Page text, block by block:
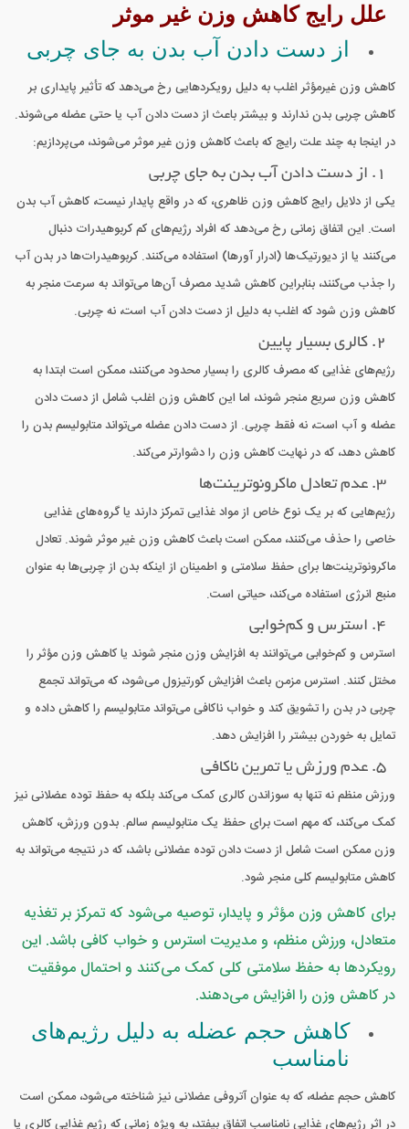
علل رایج کاهش وزن غیر موثر
از دست دادن آب بدن به جای چربی
کاهش وزن غیرمؤثر اغلب به دلیل رویکردهایی رخ می‌دهد که تأثیر پایداری بر
کاهش چربی بدن ندارند و بیشتر باعث از دست دادن آب یا حتی عضله می‌شوند.
در اینجا به چند علت رایج که باعث کاهش وزن غیر موثر می‌شوند، می‌پردازیم:
1. از دست دادن آب بدن به جای چربی
یکی از دلایل رایج کاهش وزن ظاهری، که در واقع پایدار نیست، کاهش آب بدن
است. این اتفاق زمانی رخ می‌دهد که افراد رژیم‌های کم کربوهیدرات دنبال
می‌کنند یا از دیورتیک‌ها (ادرار آورها) استفاده می‌کنند. کربوهیدرات‌ها در بدن آب
را جذب می‌کنند، بنابراین کاهش شدید مصرف آن‌ها می‌تواند به سرعت منجر به
کاهش وزن شود که اغلب به دلیل از دست دادن آب است، نه چربی.
2. کالری بسیار پایین
رژیم‌های غذایی که مصرف کالری را بسیار محدود می‌کنند، ممکن است ابتدا به
کاهش وزن سریع منجر شوند، اما این کاهش وزن اغلب شامل از دست دادن
عضله و آب است، نه فقط چربی. از دست دادن عضله می‌تواند متابولیسم بدن را
کاهش دهد، که در نهایت کاهش وزن را دشوارتر می‌کند.
3. عدم تعادل ماکرونوترینت‌ها
رژیم‌هایی که بر یک نوع خاص از مواد غذایی تمرکز دارند یا گروه‌های غذایی
خاصی را حذف می‌کنند، ممکن است باعث کاهش وزن غیر موثر شوند. تعادل
ماکرونوترینت‌ها برای حفظ سلامتی و اطمینان از اینکه بدن از چربی‌ها به عنوان
منبع انرژی استفاده می‌کند، حیاتی است.
4. استرس و کم‌خوابی
استرس و کم‌خوابی می‌توانند به افزایش وزن منجر شوند یا کاهش وزن مؤثر را
مختل کنند. استرس مزمن باعث افزایش کورتیزول می‌شود، که می‌تواند تجمع
چربی در بدن را تشویق کند و خواب ناکافی می‌تواند متابولیسم را کاهش داده و
تمایل به خوردن بیشتر را افزایش دهد.
5. عدم ورزش یا تمرین ناکافی
ورزش منظم نه تنها به سوزاندن کالری کمک می‌کند بلکه به حفظ توده عضلانی نیز
کمک می‌کند، که مهم است برای حفظ یک متابولیسم سالم. بدون ورزش، کاهش
وزن ممکن است شامل از دست دادن توده عضلانی باشد، که در نتیجه می‌تواند به
کاهش متابولیسم کلی منجر شود.
برای کاهش وزن مؤثر و پایدار، توصیه می‌شود که تمرکز بر تغذیه
متعادل، ورزش منظم، و مدیریت استرس و خواب کافی باشد. این
رویکردها به حفظ سلامتی کلی کمک می‌کنند و احتمال موفقیت
در کاهش وزن را افزایش می‌دهند.
کاهش حجم عضله به دلیل رژیم‌های
نامناسب
کاهش حجم عضله، که به عنوان آتروفی عضلانی نیز شناخته می‌شود، ممکن است
در اثر رژیم‌های غذایی نامناسب اتفاق بیفتد، به ویژه زمانی که رژیم غذایی کالری یا